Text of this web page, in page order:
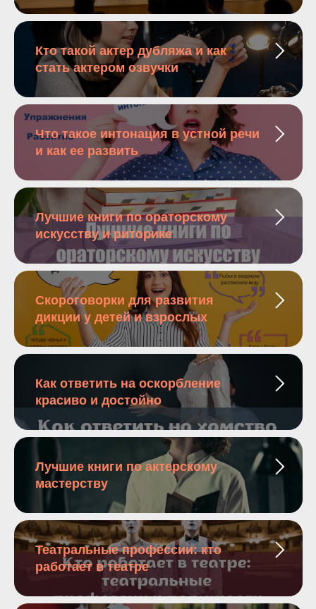
Кто такой актер дубляжа и как
стать актером озвучки
Что такое интонация в устной речи
и как ее развить
Лучшие книги по ораторскому
искусству и риторике
Скороговорки для развития
дикции у детей и взрослых
Как ответить на оскорбление
красиво и достойно
Лучшие книги по актерскому
мастерству
Театральные профессии: кто
работает в театре